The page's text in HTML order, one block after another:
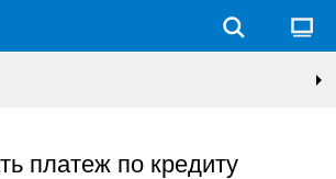
платеж по кредиту